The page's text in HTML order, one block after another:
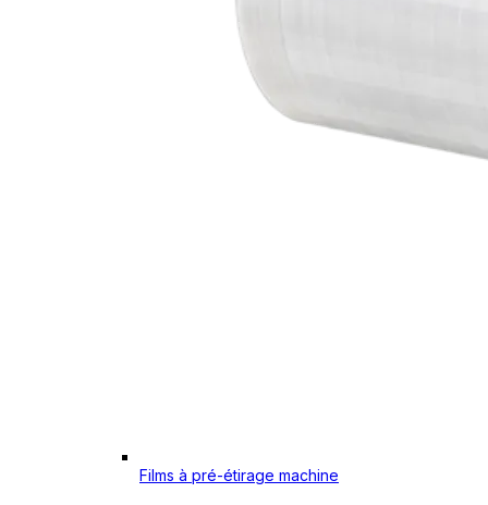
Films à pré-étirage machine